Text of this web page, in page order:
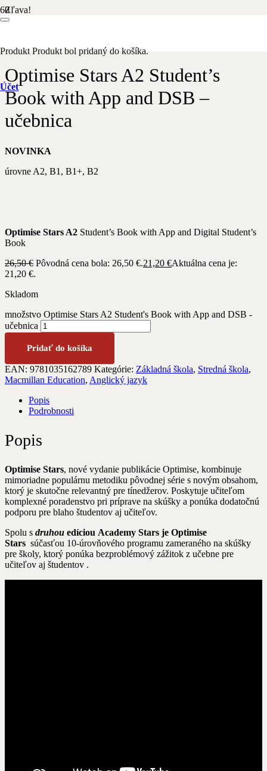
Produkt Produkt bol pridaný do košíka.
Účet
Zľava!
Optimise Stars A2 Student’s
Book with App and DSB –
učebnica
NOVINKA
úrovne A2, B1, B1+, B2
Optimise Stars A2 Student’s Book with App and Digital Student’s
Book
26,50€ Pôvodná cena bola: 26,50 €.21,20 €Aktuálna cena je:
21,20 €.
Skladom
množstvo Optimise Stars A2 Student's Book with App and DSB -
učebnica
Pridať do košíka
EAN: 9781035162789 Kategórie: Základná škola, Stredná škola,
Macmillan Education, Anglický jazyk
Popis
Podrobnosti
Popis
Optimise Stars, nové vydanie publikácie Optimise, kombinuje
mimoriadne populárnu metodiku pôvodnej série s novým obsahom,
ktorý je skutočne relevantný pre tínedžerov. Poskytuje učiteľom
komplexné poradenstvo pri príprave na skúšky a ponúka dodatočnú
podporu pre blaho študentov aj učiteľov.
Spolu s druhou edíciou Academy Stars je Optimise
Stars súčasťou 10-úrovňového programu zameraného na skúšky
pre školy, ktorý ponúka bezproblémový zážitok z učebne pre
učiteľov aj študentov .